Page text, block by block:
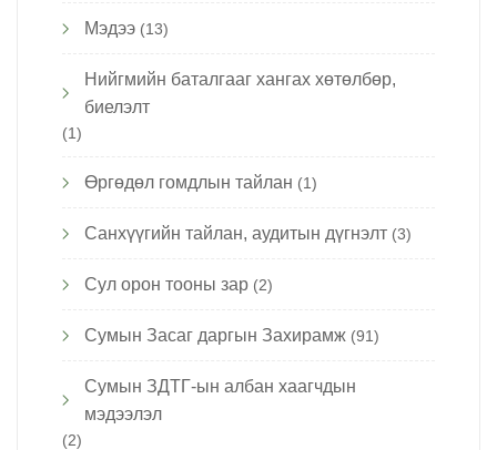
Мэдээ (13)
Нийгмийн баталгааг хангах хөтөлбөр,
биелэлт
(1)
Өргөдөл гомдлын тайлан (1)
Санхүүгийн тайлан, аудитын дүгнэлт (3)
Сул орон тооны зар (2)
Сумын Засаг даргын Захирамж (91)
Сумын ЗДТГ-ын албан хаагчдын
мэдээлэл
(2)